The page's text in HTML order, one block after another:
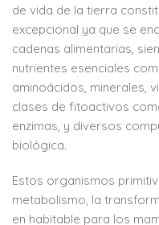
de vida de la tierra
excepcional ya que se
cadenas alimentarias,
nutrientes esenciales
aminoácidos, minerales,
clases de fitoactivos
enzimas, y diversos
biológica.
Estos organismos
metabolismo, la
en habitable para los